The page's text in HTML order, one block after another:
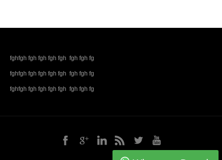
fghfgh fgh fgh fgh fgh fgh fgh fg
fghfgh fgh fgh fgh fgh fgh fgh fg
fghfgh fgh fgh fgh fgh fgh fgh fg